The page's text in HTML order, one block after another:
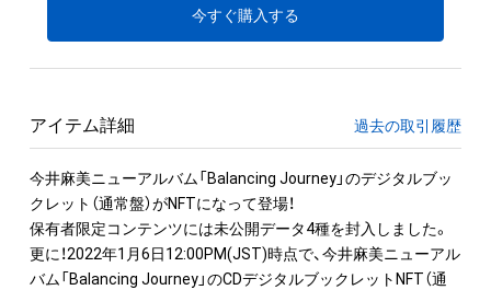
今すぐ購入する
アイテム詳細 過去の取引履歴
今井麻美ニューアルバム「Balancing Journey」のデジタルブッ
クレット（通常盤）がNFTになって登場！
保有者限定コンテンツには未公開データ4種を封入しました。
更に！2022年1月6日12:00PM(JST)時点で、今井麻美ニューアル
バム「Balancing Journey」のCDデジタルブックレットNFT（通